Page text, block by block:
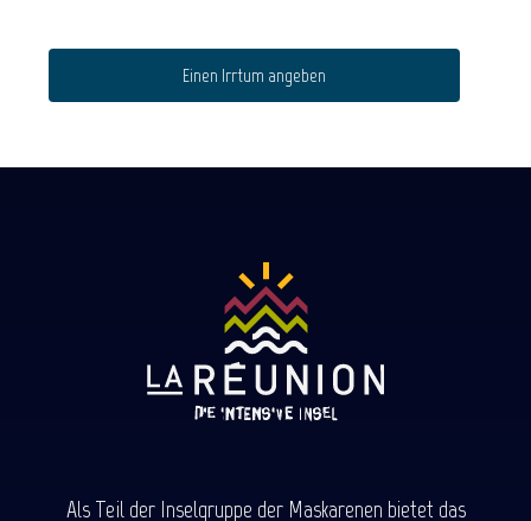
Einen Irrtum angeben
Als Teil der Inselgruppe der Maskarenen bietet das